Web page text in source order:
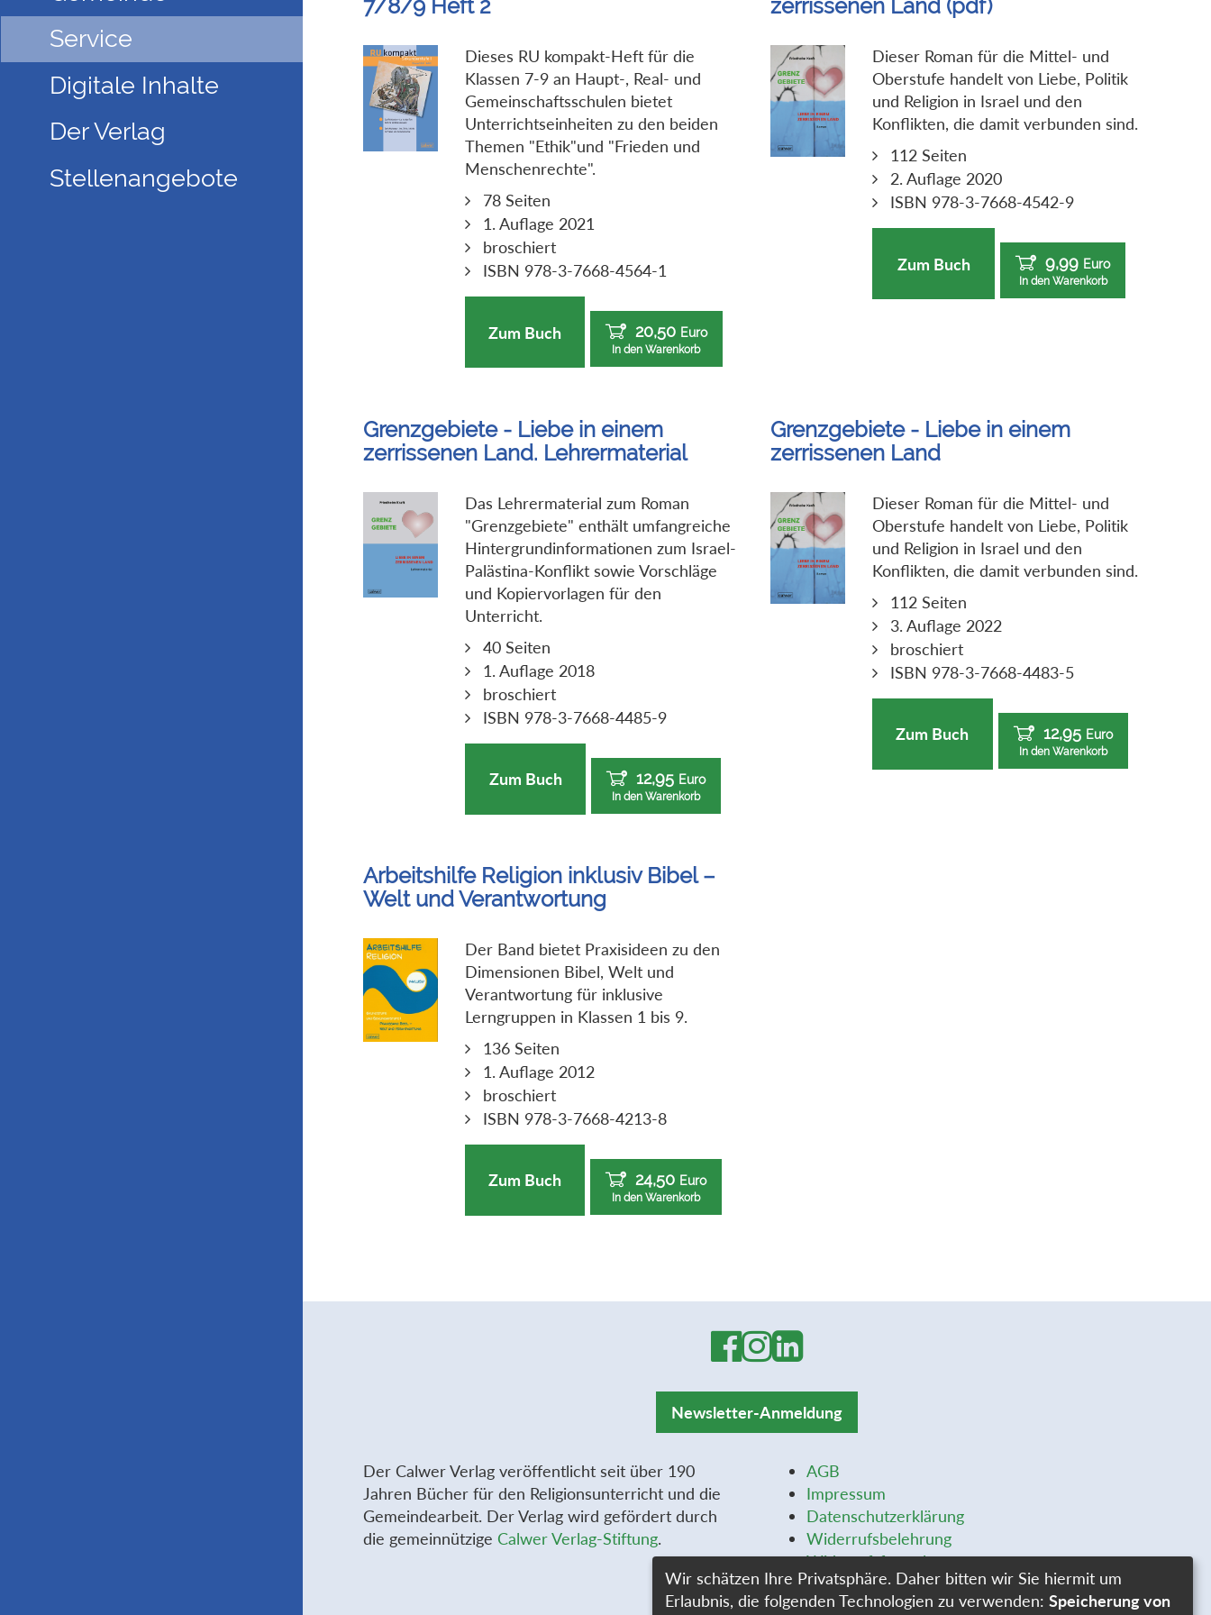
Service
Digitale Inhalte
Der Verlag
Stellenangebote
7/8/9 Heft 2
Dieses RU kompakt-Heft für die
Klassen 7-9 an Haupt-, Real- und
Gemeinschaftsschulen bietet
Unterrichtseinheiten zu den beiden
Themen "Ethik"und "Frieden und
Menschenrechte".
78 Seiten
1. Auflage 2021
broschiert
ISBN 978-3-7668-4564-1
Zum Buch 20,50 Euro
In den Warenkorb
zerrissenen Land (pdf)
Dieser Roman für die Mittel- und
Oberstufe handelt von Liebe, Politik
und Religion in Israel und den
Konflikten, die damit verbunden sind.
112 Seiten
2. Auflage 2020
ISBN 978-3-7668-4542-9
Zum Buch 9,99 Euro
In den Warenkorb
Grenzgebiete - Liebe in einem
zerrissenen Land. Lehrermaterial
Das Lehrermaterial zum Roman
"Grenzgebiete" enthält umfangreiche
Hintergrundinformationen zum Israel-
Palästina-Konflikt sowie Vorschläge
und Kopiervorlagen für den
Unterricht.
40 Seiten
1. Auflage 2018
broschiert
ISBN 978-3-7668-4485-9
Zum Buch 12,95 Euro
In den Warenkorb
Grenzgebiete - Liebe in einem
zerrissenen Land
Dieser Roman für die Mittel- und
Oberstufe handelt von Liebe, Politik
und Religion in Israel und den
Konflikten, die damit verbunden sind.
112 Seiten
3. Auflage 2022
broschiert
ISBN 978-3-7668-4483-5
Zum Buch 12,95 Euro
In den Warenkorb
Arbeitshilfe Religion inklusiv Bibel –
Welt und Verantwortung
Der Band bietet Praxisideen zu den
Dimensionen Bibel, Welt und
Verantwortung für inklusive
Lerngruppen in Klassen 1 bis 9.
136 Seiten
1. Auflage 2012
broschiert
ISBN 978-3-7668-4213-8
Zum Buch 24,50 Euro
In den Warenkorb
Newsletter-Anmeldung
Der Calwer Verlag veröffentlicht seit über 190
Jahren Bücher für den Religionsunterricht und die
Gemeindearbeit. Der Verlag wird gefördert durch
die gemeinnützige Calwer Verlag-Stiftung.
AGB
Impressum
Datenschutzerklärung
Widerrufsbelehrung
Widerrufsformular
Stellenangebote
Cookie-Einstellungen
Wir schätzen Ihre Privatsphäre. Daher bitten wir Sie hiermit um
Erlaubnis, die folgenden Technologien zu verwenden: Speicherung von